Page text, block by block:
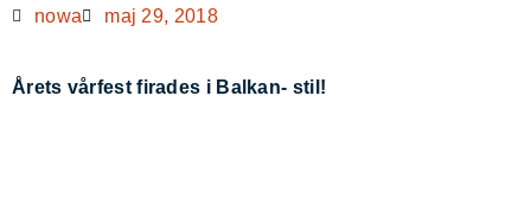
nowa maj 29, 2018
Årets vårfest firades i Balkan- stil!